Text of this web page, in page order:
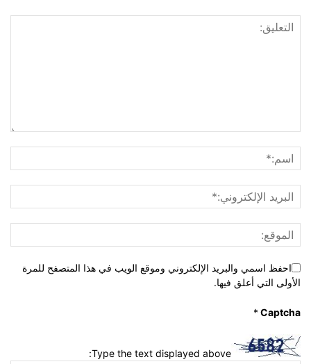
احفظ اسمي والبريد الإلكتروني وموقع الويب في هذا المتصفح للمرة
الأولى التي أعلق فيها.
Captcha
*
Type the text displayed above: